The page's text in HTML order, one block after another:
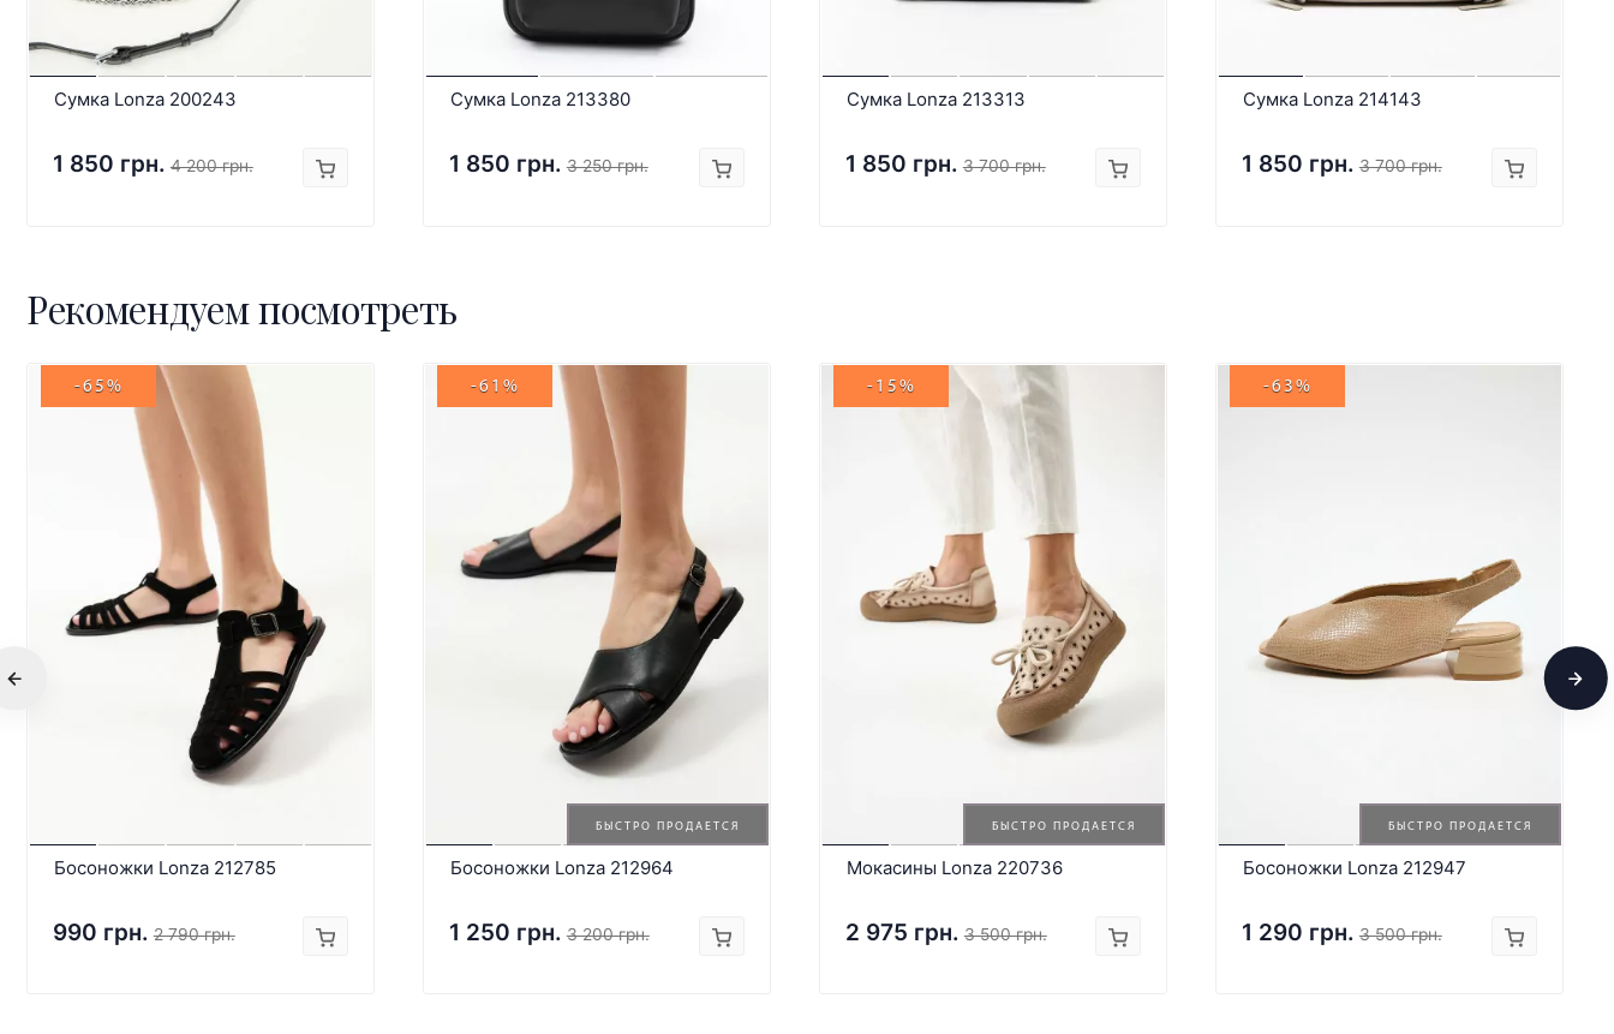
Сумка Lonza 200243
1 850 грн. 4 200 грн.
Сумка Lonza 213380
1 850 грн. 3 250 грн.
Сумка Lonza 213313
1 850 грн. 3 700 грн.
Сумка Lonza 214143
1 850 грн. 3 700 грн.
Рекомендуем посмотреть
-65%
Босоножки Lonza 212785
990 грн. 2 790 грн.
БЫСТРО ПРОДАЕТСЯ
-61%
Босоножки Lonza 212964
1 250 грн. 3 200 грн.
БЫСТРО ПРОДАЕТСЯ
-15%
Мокасины Lonza 220736
2 975 грн. 3 500 грн.
БЫСТРО ПРОДАЕТСЯ
-63%
Босоножки Lonza 212947
1 290 грн. 3 500 грн.